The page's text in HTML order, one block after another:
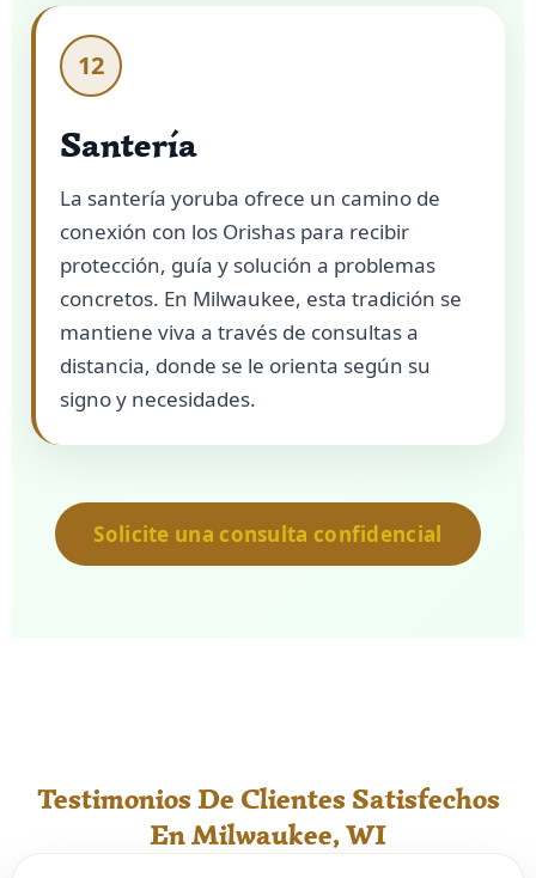
12
Santería
La santería yoruba ofrece un camino de
conexión con los Orishas para recibir
protección, guía y solución a problemas
concretos. En Milwaukee, esta tradición se
mantiene viva a través de consultas a
distancia, donde se le orienta según su
signo y necesidades.
Solicite una consulta confidencial
Testimonios De Clientes Satisfechos
En Milwaukee, WI